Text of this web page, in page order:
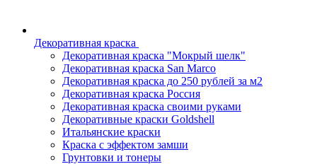
Декоративная краска
Декоративная краска "Мокрый шелк"
Декоративная краска San Marco
Декоративная краска до 250 рублей за м2
Декоративная краска Россия
Декоративная краска своими руками
Декоративные краски Goldshell
Итальянские краски
Краска с эффектом замши
Грунтовки и тонеры